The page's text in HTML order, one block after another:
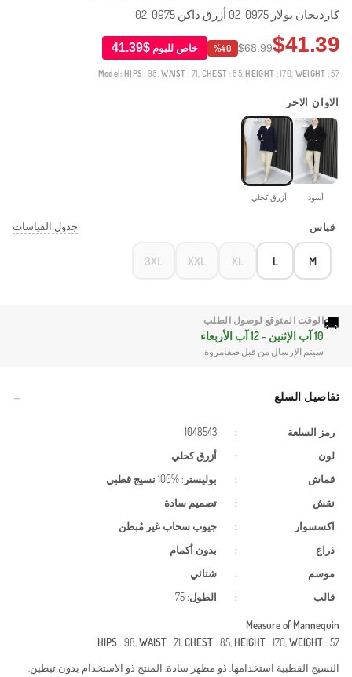
كارديجان بولار 0975-02 أزرق داكن 0975-02
$41.39
$68.99
%40 خاص لليوم $41.39
Model: HIPS: 98,WAIST : 71, CHEST : 85, HEIGHT : 170, WEIGHT : 57
الاوان الاخر
أسود أزرق كحلي
قياس جدول القياسات
M
L
XL
XXL
3XL
🚚الوقت المتوقع لوصول الطلب
10 آب الإثنين - 12 آب الأربعاء
سيتم الإرسال من قبل صفامروة
تفاصيل السلع
رمز السلعة :
1048543
لون
:
أزرق كحلي
قماش
: بوليستر : %100
نسيج قطبي
نقش
:
تصميم سادة
اكسسوار
: جيوب سحاب غير مُبطن
ذراع
:
بدون أكمام
موسم
:
شتائي
قالب
: الطول: 75
Measure of Mannequin
HIPS: 98,WAIST: 71,CHEST: 85, HEIGHT: 170,WEIGHT: 57
النسيج القطبية استخدامها. ذو مظهر سادة. المنتج ذو الاستخدام بدون تبطين.